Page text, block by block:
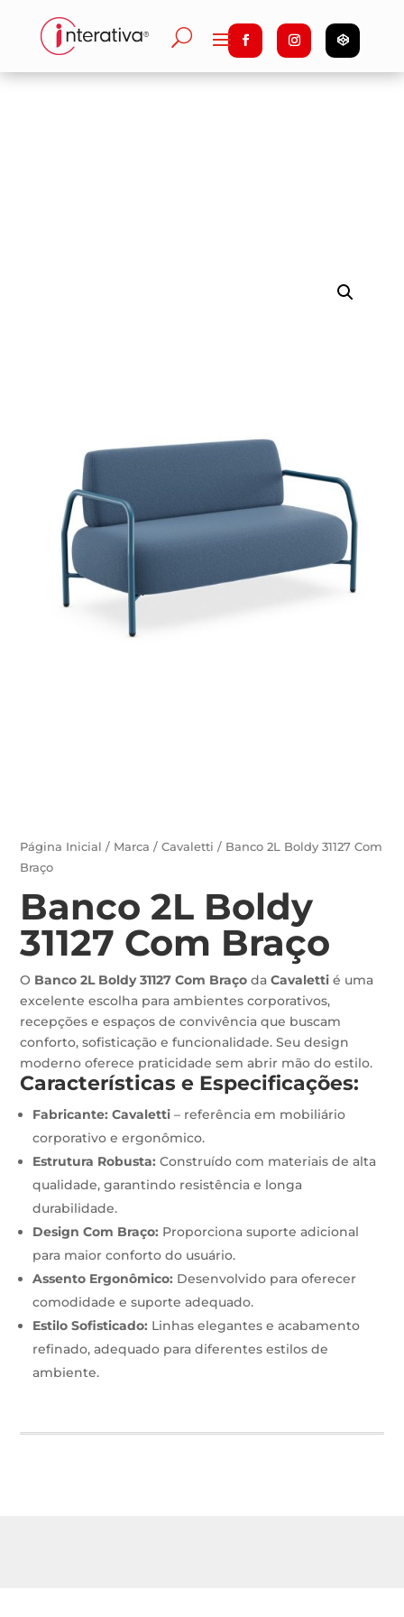
Página Inicial / Marca /Cavaletti / Banco 2L Boldy 31127 Com
Braço
Banco 2L Boldy
31127 Com Braço
O Banco 2L Boldy 31127 Com Braço daCavaletti é uma
excelente escolha para ambientes corporativos,
recepções e espaços de convivência que buscam
conforto, sofisticação e funcionalidade. Seu design
moderno oferece praticidade sem abrir mão do estilo.
Características e Especificações:
Fabricante: Cavaletti – referência em mobiliário
corporativo e ergonômico.
Estrutura Robusta: Construído com materiais de alta
qualidade, garantindo resistência e longa
durabilidade.
Design Com Braço: Proporciona suporte adicional
para maior conforto do usuário.
Assento Ergonômico: Desenvolvido para oferecer
comodidade e suporte adequado.
Estilo Sofisticado: Linhas elegantes e acabamento
refinado, adequado para diferentes estilos de
ambiente.